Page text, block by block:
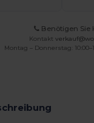
Benötigen Sie
Kontakt
Montag – Donnerstag: